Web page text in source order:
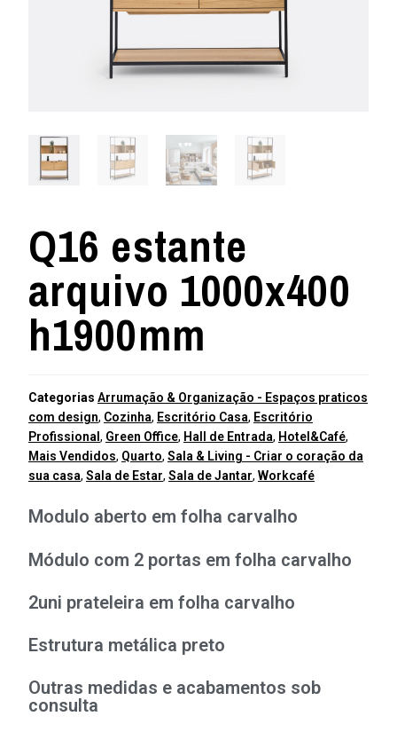
Q16 estante
arquivo 1000x400
h1900mm
Categorias Arrumação & Organização - Espaços praticos
com design, Cozinha, Escritório Casa, Escritório
Profissional , Green Office, Hall de Entrada, Hotel&Café,
Mais Vendidos, Quarto, Sala & Living - Criar o coração da
sua casa, Sala de Estar, Sala de Jantar, Workcafé
Modulo aberto em folha carvalho
Módulo com 2 portas em folha carvalho
2uni prateleira em folha carvalho
Estrutura metálica preto
Outras medidas e acabamentos sob
consulta